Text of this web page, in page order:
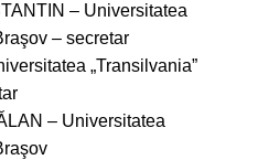
– Universitatea
– secretar
„Transilvania”
– Universitatea